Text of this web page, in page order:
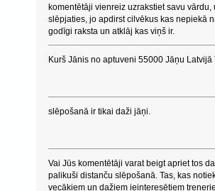
komentētāji vienreiz uzrakstiet savu
slēpjaties, jo apdirst cilvēkus kas nepiekā
godīgi raksta un atklāj kas viņš ir.
Kurš Jānis no aptuveni 55000 Jāņu Latvijā
slēpošanā ir tikai daži jāņi.
Vai Jūs komentētāji varat beigt apriet tos
palikuši distanču slēpošanā. Tas, kas
vecākiem un dažiem ieinteresētiem